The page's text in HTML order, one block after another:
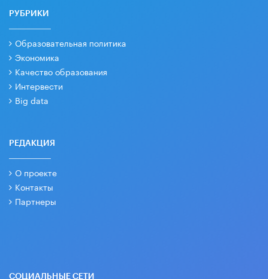
РУБРИКИ
Образовательная политика
Экономика
Качество образования
Интервести
Big data
РЕДАКЦИЯ
О проекте
Контакты
Партнеры
СОЦИАЛЬНЫЕ СЕТИ